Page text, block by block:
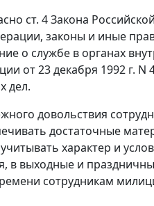
ст. 4Закона
законы и иные
о службе в органах
от 23 декабря 1992 г. N
дел.
довольствия
достаточные
характер и
в выходные и
сотрудникам